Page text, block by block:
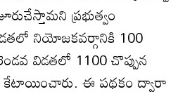
ప్రభుత్వం
నియోజకవర్గానికి 100
విడతలో 1100 చొప్పున
కేటాయించారు. ఈ పథకం ద్వారా